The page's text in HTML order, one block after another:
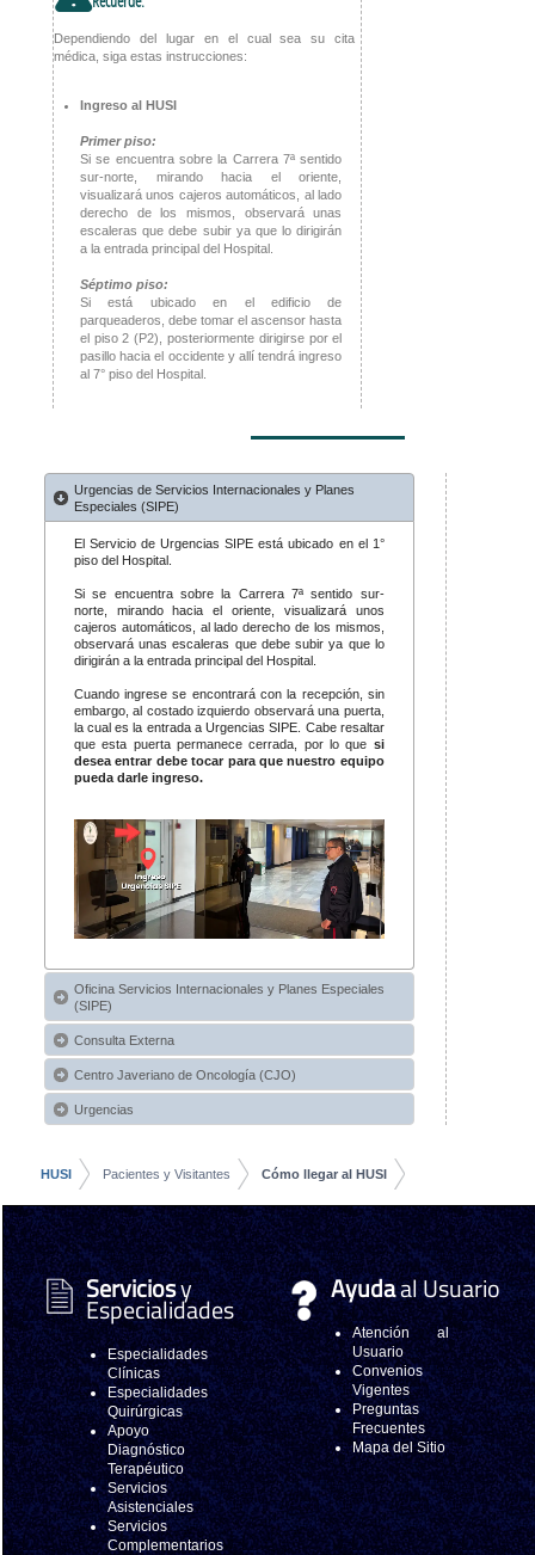
Dependiendo del lugar en el cual sea su cita
médica, siga estas instrucciones:
Ingreso al HUSI
Primer piso:
Si se encuentra sobre la Carrera 7ª sentido
sur-norte, mirando hacia el oriente,
visualizará unos cajeros automáticos, al lado
derecho de los mismos, observará unas
escaleras que debe subir ya que lo dirigirán
a la entrada principal del Hospital.
Séptimo piso:
Si está ubicado en el edificio de
parqueaderos, debe tomar el ascensor hasta
el piso 2 (P2), posteriormente dirigirse por el
pasillo hacia el occidente y allí tendrá ingreso
al 7° piso del Hospital.
Urgencias de Servicios Internacionales y Planes
Especiales (SIPE)
El Servicio de Urgencias SIPE está ubicado en el 1°
piso del Hospital.
Si se encuentra sobre la Carrera 7ª sentido sur-
norte, mirando hacia el oriente, visualizará unos
cajeros automáticos, al lado derecho de los mismos,
observará unas escaleras que debe subir ya que lo
dirigirán a la entrada principal del Hospital.
Cuando ingrese se encontrará con la recepción, sin
embargo, al costado izquierdo observará una puerta,
la cual es la entrada a Urgencias SIPE. Cabe resaltar
que esta puerta permanece cerrada, por lo que si
desea entrar debe tocar para que nuestro equipo
pueda darle ingreso.
Oficina Servicios Internacionales y Planes Especiales
(SIPE)
Consulta Externa
Centro Javeriano de Oncología (CJO)
Urgencias
HUSI Pacientes y Visitantes Cómo llegar al HUSI
Serviciosy
Especialidades
Especialidades
Clínicas
Especialidades
Quirúrgicas
Apoyo
Diagnóstico
Terapéutico
Servicios
Asistenciales
Servicios
Complementarios
Ayudaal Usuario
Atención al
Usuario
Convenios
Vigentes
Preguntas
Frecuentes
Mapa del Sitio